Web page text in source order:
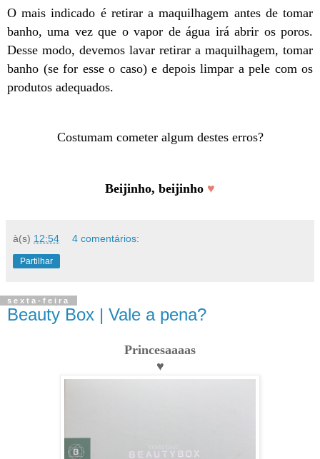
O mais indicado é retirar a maquilhagem antes de tomar
banho, uma vez que o vapor de água irá abrir os poros.
Desse modo, devemos lavar retirar a maquilhagem, tomar
banho (se for esse o caso) e depois limpar a pele com os
produtos adequados.
Costumam cometer algum destes erros?
Beijinho, beijinho ♥
à(s) 12:54 4 comentários:
Partilhar
sexta-feira
Beauty Box | Vale a pena?
Princesaaaas
♥